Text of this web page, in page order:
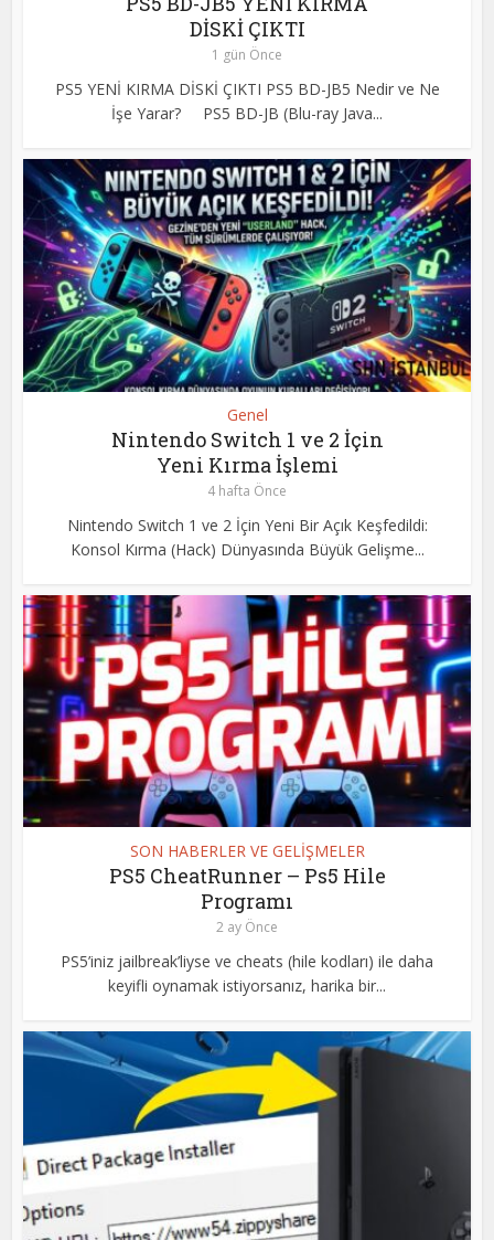
DİSKİ ÇIKTI
1 gün Önce
PS5 YENİ KIRMA DİSKİ ÇIKTI PS5 BD-JB5 Nedir ve Ne
İşe Yarar? PS5 BD-JB (Blu-ray Java...
Genel
Nintendo Switch 1 ve 2 İçin
Yeni Kırma İşlemi
4 hafta Önce
Nintendo Switch 1 ve 2 İçin Yeni Bir Açık Keşfedildi:
Konsol Kırma (Hack) Dünyasında Büyük Gelişme...
SON HABERLER VE GELİŞMELER
PS5 CheatRunner – Ps5 Hile
Programı
2 ay Önce
PS5’iniz jailbreak’liyse ve cheats (hile kodları) ile daha
keyifli oynamak istiyorsanız, harika bir...